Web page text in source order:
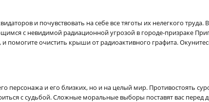
и почувствовать на себе все тяготы их нелегкого
с невидимой радиационной угрозой в городе-призраке
помогите очистить крыши от радиоактивного графита.
персонажа и его близких, но и на целый мир. Противостоять
с судьбой. Сложные моральные выборы поставят вас перед